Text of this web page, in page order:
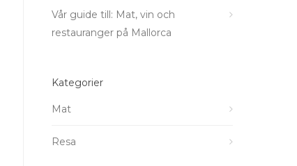
Vår guide till: Mat, vin och
restauranger på Mallorca
Kategorier
Mat
Resa